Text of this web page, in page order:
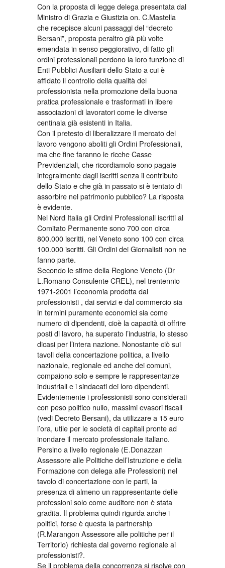
Con la proposta di legge delega presentata dal
Ministro di Grazia e Giustizia on. C.Mastella
che recepisce alcuni passaggi del “decreto
Bersani”, proposta peraltro già più volte
emendata in senso peggiorativo, di fatto gli
ordini professionali perdono la loro funzione di
Enti Pubblici Ausiliarii dello Stato a cui è
affidato il controllo della qualità del
professionista nella promozione della buona
pratica professionale e trasformati in libere
associazioni di lavoratori come le diverse
centinaia già esistenti in Italia.
Con il pretesto di liberalizzare il mercato del
lavoro vengono aboliti gli Ordini Professionali,
ma che fine faranno le ricche Casse
Previdenziali, che ricordiamolo sono pagate
integralmente dagli iscritti senza il contributo
dello Stato e che già in passato si è tentato di
assorbire nel patrimonio pubblico? La risposta
è evidente.
Nel Nord Italia gli Ordini Professionali iscritti al
Comitato Permanente sono 700 con circa
800.000 iscritti, nel Veneto sono 100 con circa
100.000 iscritti. Gli Ordini dei Giornalisti non ne
fanno parte.
Secondo le stime della Regione Veneto (Dr
L.Romano Consulente CREL), nel trentennio
1971-2001 l’economia prodotta dai
professionisti , dai servizi e dal commercio sia
in termini puramente economici sia come
numero di dipendenti, cioè la capacità di offrire
posti di lavoro, ha superato l’industria, lo stesso
dicasi per l’intera nazione. Nonostante ciò sui
tavoli della concertazione politica, a livello
nazionale, regionale ed anche dei comuni,
compaiono solo e sempre le rappresentanze
industriali e i sindacati dei loro dipendenti.
Evidentemente i professionisti sono considerati
con peso politico nullo, massimi evasori fiscali
(vedi Decreto Bersani), da utilizzare a 15 euro
l’ora, utile per le società di capitali pronte ad
inondare il mercato professionale italiano.
Persino a livello regionale (E.Donazzan
Assessore alle Politiche dell’Istruzione e della
Formazione con delega alle Professioni) nel
tavolo di concertazione con le parti, la
presenza di almeno un rappresentante delle
professioni solo come auditore non è stata
gradita. Il problema quindi rigurda anche i
politici, forse è questa la partnership
(R.Marangon Assessore alle politiche per il
Territorio) richiesta dal governo regionale ai
professionisti?.
Se il problema della concorrenza si risolve con